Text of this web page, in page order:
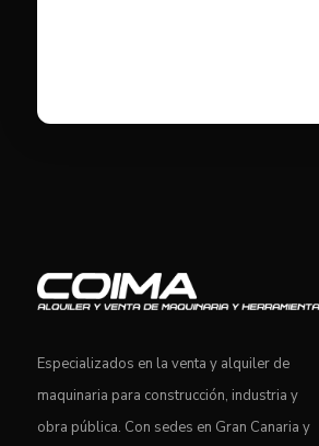
Especializados en la venta y alquiler de
maquinaria para construcción, industria y
obra pública. Con sedes en Gran Canaria y